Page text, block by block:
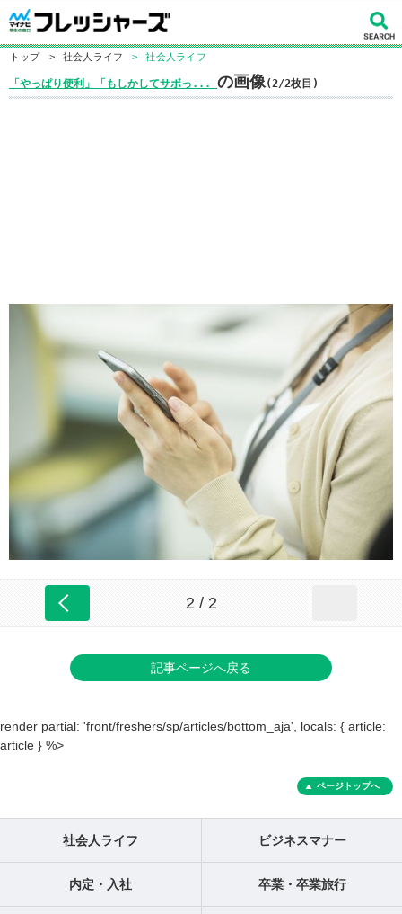
トップ > 社会人ライフ > 社会人ライフ
「やっぱり便利」「もしかしてサボっ... の画像(2/2枚目)
2 / 2
記事ページへ戻る
render partial: 'front/freshers/sp/articles/bottom_aja', locals: { article:
article } %>
ページトップへ
社会人ライフ ビジネスマナー
内定・入社 卒業・卒業旅行